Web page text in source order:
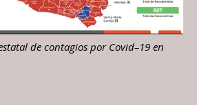
de contagios por Covid–19 en